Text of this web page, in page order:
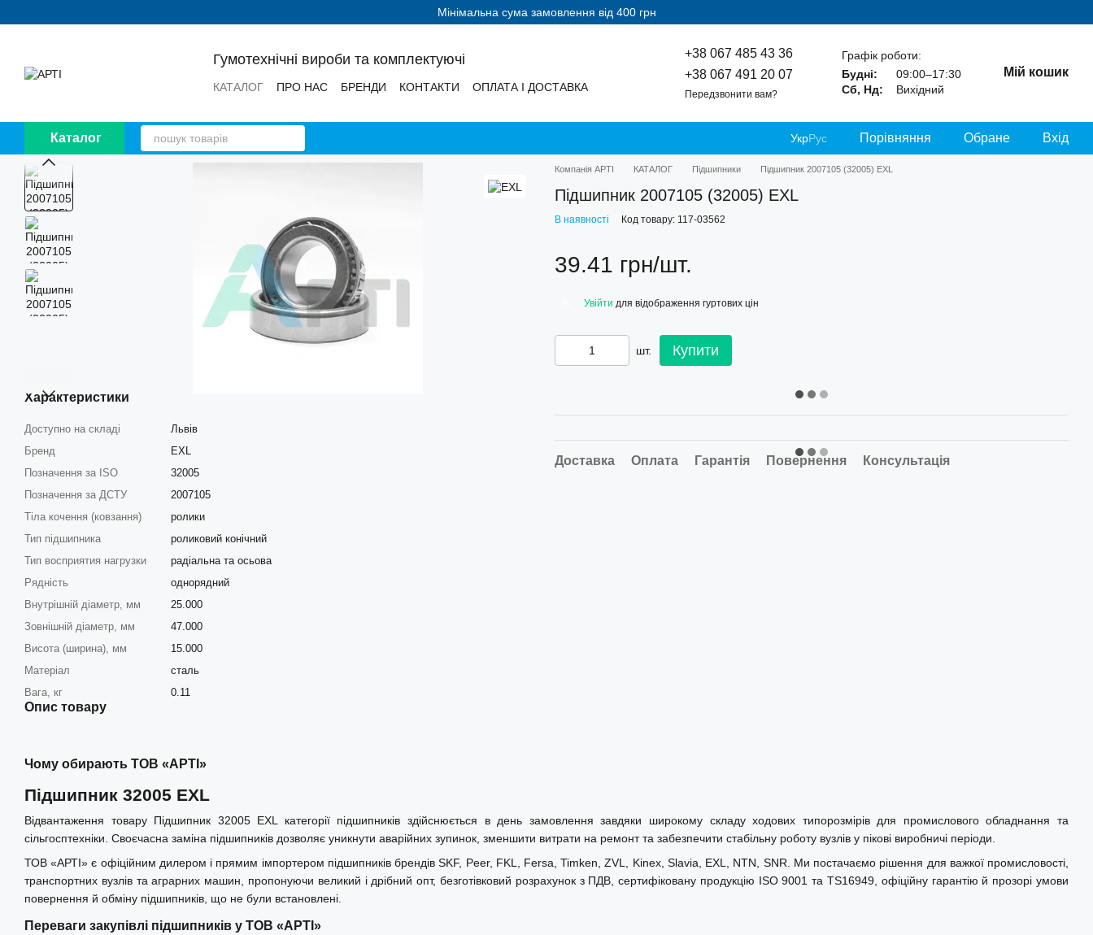
Мінімальна сума замовлення від 400 грн
Гумотехнічні вироби та комплектуючі
КАТАЛОГ ПРО НАС БРЕНДИ КОНТАКТИ
ОПЛАТА І ДОСТАВКА
+38 067 485 43 36
+38 067 491 20 07
Передзвонити вам?
Графік роботи:
Будні:
09:00–17:30
Сб, Нд:
Вихідний
Мій кошик
Каталог УкрРус Порівняння Обране Вхід
Характеристики
Доступно на складі
Львів
Бренд
EXL
Позначення за ISO
32005
Позначення за ДСТУ
2007105
Тіла кочення (ковзання)
ролики
Тип підшипника
роликовий конічний
Тип восприятия нагрузки
радіальна та осьова
Рядність
однорядний
Внутрішній діаметр, мм
25.000
Зовнішній діаметр, мм
47.000
Висота (ширина), мм
15.000
Матеріал
сталь
Вага, кг
0.11
Опис товару
Компанія АРТІ КАТАЛОГ Підшипники Підшипник 2007105 (32005) EXL
Підшипник 2007105 (32005) EXL
В наявності Код товару: 117-03562
39.41 грн/шт.
Увійти для відображення гуртових цін
шт. Купити
Доставка Оплата Гарантія Повернення Консультація
Чому обирають ТОВ «АРТІ»
Підшипник 32005 EXL
Відвантаження товару Підшипник 32005 EXL категорії підшипників здійснюється в день замовлення завдяки широкому складу ходових типорозмірів для промислового обладнання та
сільгосптехніки. Своєчасна заміна підшипників дозволяє уникнути аварійних зупинок, зменшити витрати на ремонт та забезпечити стабільну роботу вузлів у пікові виробничі періоди.
ТОВ «АРТІ» є офіційним дилером і прямим імпортером підшипників брендів SKF, Peer, FKL, Fersa, Timken, ZVL, Kinex, Slavia, EXL, NTN, SNR. Ми постачаємо рішення для важкої промисловості,
транспортних вузлів та аграрних машин, пропонуючи великий і дрібний опт, безготівковий розрахунок з ПДВ, сертифіковану продукцію ISO 9001 та TS16949, офіційну гарантію й прозорі умови
повернення й обміну підшипників, що не були встановлені.
Переваги закупівлі підшипників у ТОВ «АРТІ»